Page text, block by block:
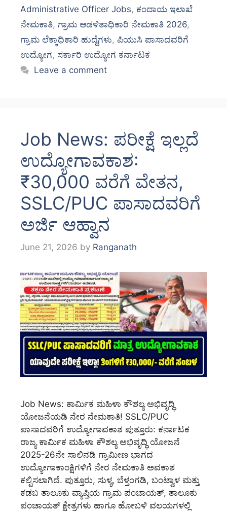
Administrative Officer Jobs, ಕಂದಾಯ ಇಲಾಖೆ
ನೇಮಕಾತಿ, ಗ್ರಾಮ ಆಡಳಿತಾಧಿಕಾರಿ ನೇಮಕಾತಿ 2026,
ಗ್ರಾಮ ಲೆಕ್ಕಾಧಿಕಾರಿ ಹುದ್ದೆಗಳು, ಪಿಯುಸಿ ಪಾಸಾದವರಿಗೆ
ಉದ್ಯೋಗ, ಸರ್ಕಾರಿ ಉದ್ಯೋಗ ಕರ್ನಾಟಕ
Leave a comment
Job News: ಪರೀಕ್ಷೆ ಇಲ್ಲದೆ
ಉದ್ಯೋಗಾವಕಾಶ:
₹30,000 ವರೆಗೆ ವೇತನ,
SSLC/PUC ಪಾಸಾದವರಿಗೆ
ಅರ್ಜಿ ಆಹ್ವಾನ
June 21, 2026 by Ranganath
Job News: ಕಾರ್ಮಿಕ ಮಹಿಳಾ ಕೌಶಲ್ಯ ಅಭಿವೃದ್ಧಿ
ಯೋಜನೆಯಡಿ ನೇರ ನೇಮಕಾತಿ! SSLC/PUC
ಪಾಸಾದವರಿಗೆ ಉದ್ಯೋಗಾವಕಾಶ ಪುತ್ತೂರು: ಕರ್ನಾಟಕ
ರಾಜ್ಯ ಕಾರ್ಮಿಕ ಮಹಿಳಾ ಕೌಶಲ್ಯ ಅಭಿವೃದ್ಧಿ ಯೋಜನೆ
2025-26ನೇ ಸಾಲಿನಡಿ ಗ್ರಾಮೀಣ ಭಾಗದ
ಉದ್ಯೋಗಾಕಾಂಕ್ಷಿಗಳಿಗೆ ನೇರ ನೇಮಕಾತಿ ಅವಕಾಶ
ಕಲ್ಪಿಸಲಾಗಿದೆ. ಪುತ್ತೂರು, ಸುಳ್ಯ, ಬೆಳ್ತಂಗಡಿ, ಬಂಟ್ವಾಳ ಮತ್ತು
ಕಡಬ ತಾಲೂಕು ವ್ಯಾಪ್ತಿಯ ಗ್ರಾಮ ಪಂಚಾಯತ್, ತಾಲೂಕು
ಪಂಚಾಯತ್ ಕ್ಷೇತ್ರಗಳು ಹಾಗೂ ಹೋಬಳಿ ವಲಯಗಳಲ್ಲಿ